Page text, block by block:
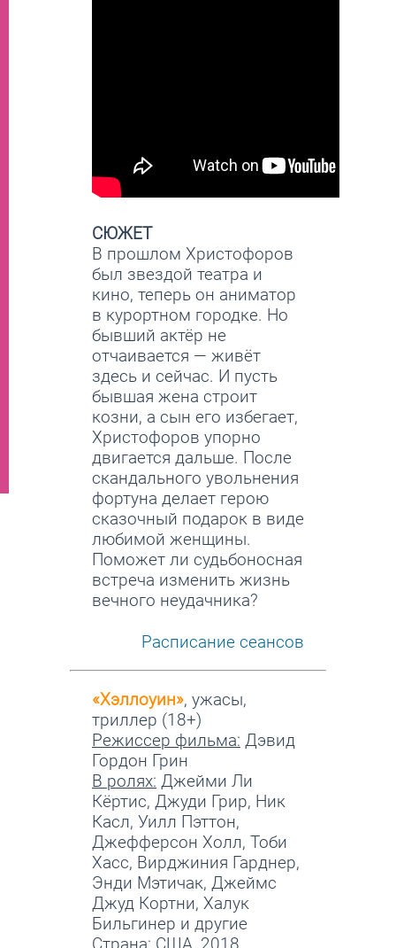
СЮЖЕТ
В прошлом Христофоров
был звездой театра и
кино, теперь он аниматор
в курортном городке. Но
бывший актёр не
отчаивается — живёт
здесь и сейчас. И пусть
бывшая жена строит
козни, а сын его избегает,
Христофоров упорно
двигается дальше. После
скандального увольнения
фортуна делает герою
сказочный подарок в виде
любимой женщины.
Поможет ли судьбоносная
встреча изменить жизнь
вечного неудачника?
Расписание сеансов
«Хэллоуин», ужасы,
триллер (18+)
Режиссер фильма: Дэвид
Гордон Грин
В ролях: Джейми Ли
Кёртис, Джуди Грир, Ник
Касл, Уилл Пэттон,
Джефферсон Холл, Тоби
Хасс, Вирджиния Гарднер,
Энди Мэтичак, Джеймс
Джуд Кортни, Халук
Бильгинер и другие
Страна: США, 2018